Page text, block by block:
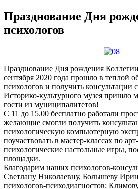
Празднование Дня
психологов
Празднование Дня рождения
сентября 2020 года прошло в теплой
психологов и получить консультации
Историко-культурного музея пришло
гости из муниципалитетов!
С 11 до 15.00 бесплатно работали
желающие смогли получить
психологическую компьютерную
поучаствовать в мастер-классах по
психологические настольные игры,
площадки.
Благодарим наших психологов-
Светлану Николаевну, Болышеву
психологов-психодиагностов: